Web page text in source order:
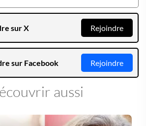
sur X Rejoindre
sur Facebook Rejoindre
aussi